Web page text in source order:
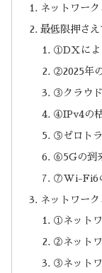
ネットワー
最低限押さ
①DXによ
②2025年
③クラウ
④IPv4の
⑤ゼロト
⑥5Gの到
⑦Wi-Fi6
ネットワー
①ネット
②ネット
③ネット